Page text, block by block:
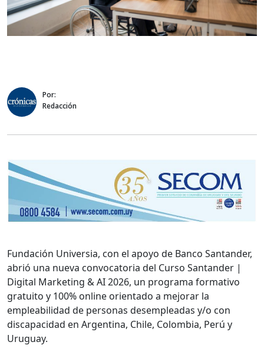
Por:
Redacción
Fundación Universia, con el apoyo de Banco Santander,
abrió una nueva convocatoria del Curso Santander |
Digital Marketing & AI 2026, un programa formativo
gratuito y 100% online orientado a mejorar la
empleabilidad de personas desempleadas y/o con
discapacidad en Argentina, Chile, Colombia, Perú y
Uruguay.